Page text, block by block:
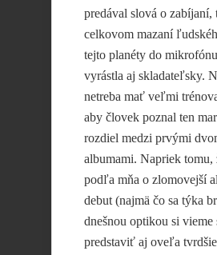
predával slová o zabíjaní,
celkovom mazaní
tejto planéty do
vyrástla aj skladateľsky.
netreba mať veľmi
aby človek poznal ten
rozdiel medzi prvými
albumami. Napriek tomu,
podľa mňa o zlomovejší
debut (najmä čo sa týka
dnešnou optikou si vieme
predstaviť aj oveľa